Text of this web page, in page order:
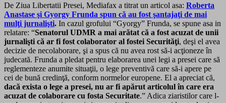
De Ziua Libertatii Presei, Mediafax a titrat un articol asa: Roberta
Anastase şi Gyorgy Frunda spun că au fost şantajaţi de mai
mulţi jurnalişti. In cazul grofului “Gyorgy” Frunda, se spune asa in
relatare: “Senatorul UDMR a mai arătat că a fost acuzat de unii
jurnalişti că ar fi fost colaborator al fostei Securităţi, deşi el avea
decizie de necolaborare, şi a spus că nu avea rost să-i acţioneze în
judecată. Frunda a pledat pentru elaborarea unei legi a presei care să
reglementeze anumite situaţii, o lege preventivă care să-i apere pe
cei de bună credinţă, conform normelor europene. El a apreciat că,
dacă exista o lege a presei, nu ar fi apărut articolul în care era
acuzat de colaborare cu fosta Securitate.” Adica ziaristilor care l-